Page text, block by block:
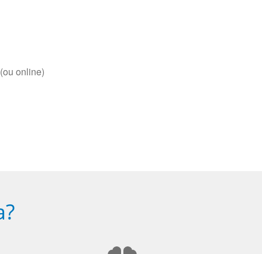
online)